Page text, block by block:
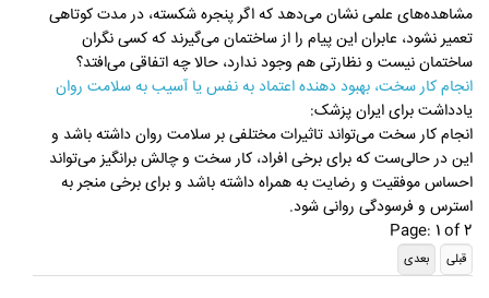
مشاهده‌های علمی نشان می‌دهد که اگر پنجره شکسته، در مدت کوتاهی
تعمیر نشود، عابران این پیام را از ساختمان می‌گیرند که کسی نگران
ساختمان نیست و نظارتی هم وجود ندارد، حالا چه اتفاقی می‌افتد؟
انجام کار سخت، بهبود دهنده اعتماد به نفس یا آسیب به سلامت روان
یادداشت برای ایران پزشک:
انجام کار سخت می‌تواند تاثیرات مختلفی بر سلامت روان داشته باشد و
این در حالی‌ست که برای برخی افراد، کار سخت و چالش برانگیز می‌تواند
احساس موفقیت و رضایت به همراه داشته باشد و برای برخی منجر به
استرس و فرسودگی روانی شود.
Page: 1 of 2